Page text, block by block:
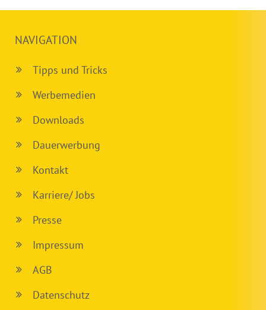
NAVIGATION
Tipps und Tricks
Werbemedien
Downloads
Dauerwerbung
Kontakt
Karriere/ Jobs
Presse
Impressum
AGB
Datenschutz